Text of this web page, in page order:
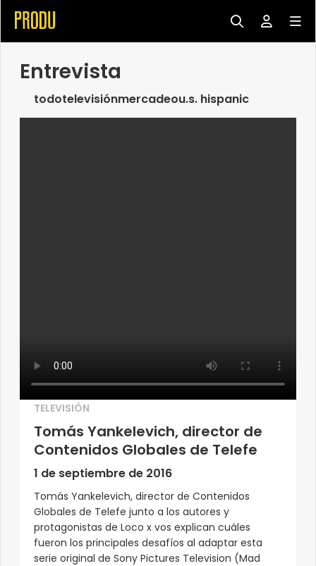
Entrevista
todotelevisiónmercadeou.s. hispanic
TELEVISIÓN
Tomás Yankelevich, director de
Contenidos Globales de Telefe
1 de septiembre de 2016
Tomás Yankelevich, director de Contenidos
Globales de Telefe junto a los autores y
protagonistas de Loco x vos explican cuáles
fueron los principales desafíos al adaptar esta
serie original de Sony Pictures Television (Mad